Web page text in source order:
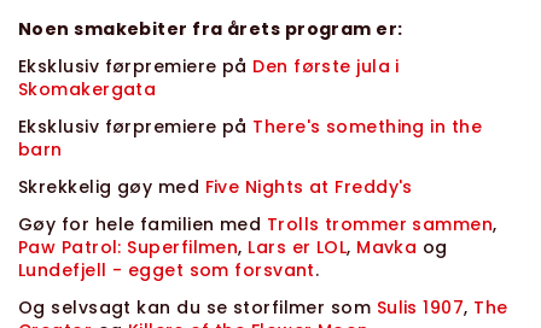
Noen smakebiter fra årets program er:
Eksklusiv førpremiere på Den første jula i
Skomakergata
Eksklusiv førpremiere på There's something in the
barn
Skrekkelig gøy med Five Nights at Freddy's
Gøy for hele familien med Trolls trommer sammen,
Paw Patrol: Superfilmen, Lars er LOL, Mavka og
Lundefjell - egget som forsvant.
Og selvsagt kan du se storfilmer som Sulis 1907, The